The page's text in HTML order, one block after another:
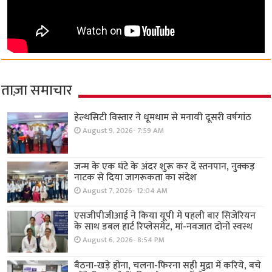
ताज़ा समाचार
हेल्थसिटी विस्तार ने धूमधाम से मनायी दूसरी वर्षगांठ
August 9, 2026- 7:59 AM
जन्म के एक घंटे के अंदर शुरू कर दें स्तनपान, नुक्कड़
नाटक से दिया जागरूकता का संदेश
August 7, 2026- 12:04 AM
एसजीपीजीआई ने किया यूपी में पहली बार सिजेरियन
के साथ डबल हार्ट रिप्लेसमेंट, मां-नवजात दोनों स्वस्थ
August 6, 2026- 8:54 PM
बैठना-खड़े होना, चलना-फिरना सही मुद्रा में करिये, बचे